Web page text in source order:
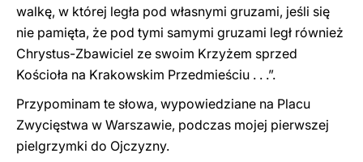
walkę, w której legła pod własnymi gruzami, jeśli się
nie pamięta, że pod tymi samymi gruzami legł również
Chrystus-Zbawiciel ze swoim Krzyżem sprzed
Kościoła na Krakowskim Przedmieściu . . .”.
Przypominam te słowa, wypowiedziane na Placu
Zwycięstwa w Warszawie, podczas mojej pierwszej
pielgrzymki do Ojczyzny.